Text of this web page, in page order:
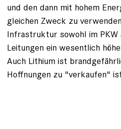
und den dann mit hohem
gleichen Zweck zu
Infrastruktur sowohl im PKW
Leitungen ein wesentlich
Auch Lithium ist
Hoffnungen zu "verkaufen"